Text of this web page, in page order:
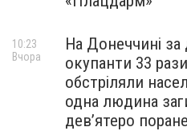
На Донеччині за
окупанти 33 рази
обстріляли
одна людина
девʼятеро
10:23
Вчора